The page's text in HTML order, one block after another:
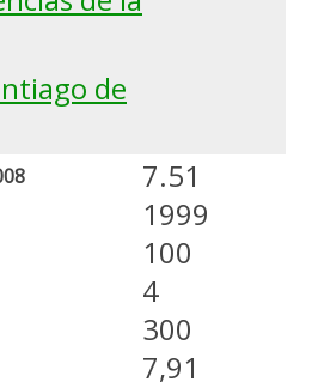
de
7.51
1999
100
4
300
7,91